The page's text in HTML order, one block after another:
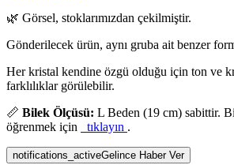
🌿 Görsel, stoklarımızdan çekilmiştir.
Gönderilecek ürün, aynı gruba ait benzer
Her kristal kendine özgü olduğu için ton ve
farklılıklar görülebilir.
📏 Bilek Ölçüsü: L Beden (19 cm) sabittir.
öğrenmek için
tıklayın .
notifications_activeGelince Haber Ver